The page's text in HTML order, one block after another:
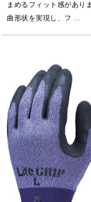
まめるフィット感があり
曲形状を実現し、フ ...